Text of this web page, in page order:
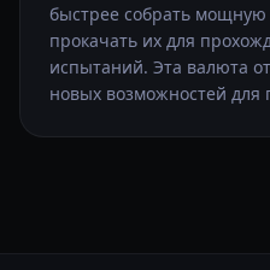
быстрее собрать
прокачать их для
испытаний. Эта валюта
новых возможностей для